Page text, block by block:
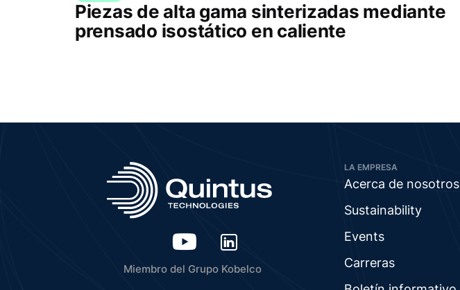
Piezas de alta gama sinterizadas mediante
prensado isostático en caliente
Miembro del Grupo Kobelco
LA EMPRESA
Acerca de nosotros
Sustainability
Events
Carreras